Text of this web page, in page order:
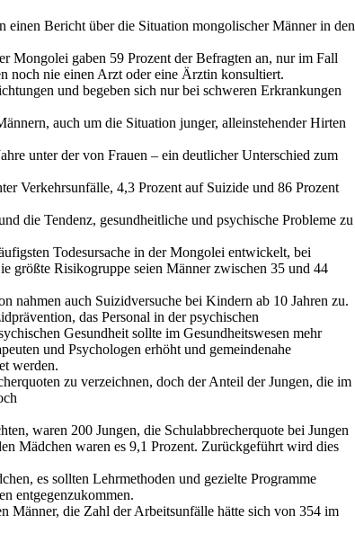
Bericht über die Situation mongolischer Männer in den
Mongolei gaben 59 Prozent der Befragten an, nur im Fall
noch nie einen Arzt oder eine Ärztin konsultiert.
und begeben sich nur bei schweren Erkrankungen
auch um die Situation junger, alleinstehender Hirten
unter der von Frauen – ein deutlicher Unterschied zum
Verkehrsunfälle, 4,3 Prozent auf Suizide und 86 Prozent
die Tendenz, gesundheitliche und psychische Probleme zu
Todesursache in der Mongolei entwickelt, bei
größte Risikogruppe seien Männer zwischen 35 und 44
nahmen auch Suizidversuche bei Kindern ab 10 Jahren zu.
das Personal in der psychischen
Gesundheit sollte im Gesundheitswesen mehr
und Psychologen erhöht und gemeindenahe
werden.
zu verzeichnen, doch der Anteil der Jungen, die im
waren 200 Jungen, die Schulabbrecherquote bei Jungen
Mädchen waren es 9,1 Prozent. Zurückgeführt wird dies
es sollten Lehrmethoden und gezielte Programme
entgegenzukommen.
Männer, die Zahl der Arbeitsunfälle hätte sich von 354 im